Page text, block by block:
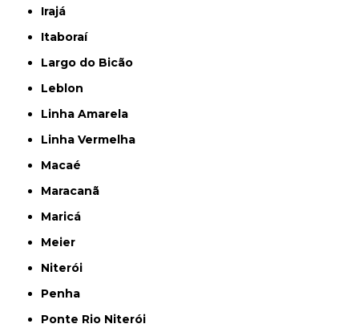
Irajá
Itaboraí
Largo do Bicão
Leblon
Linha Amarela
Linha Vermelha
Macaé
Maracanã
Maricá
Meier
Niterói
Penha
Ponte Rio Niterói